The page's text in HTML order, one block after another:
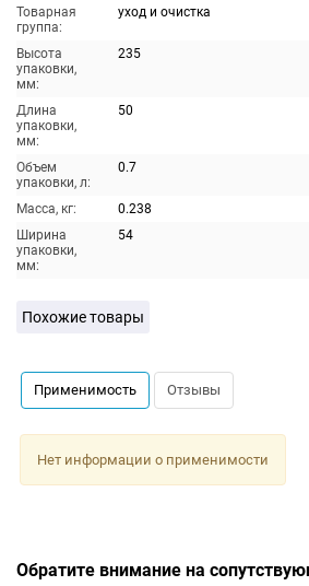
Товарная
группа:
уход и очистка
Высота
упаковки,
мм:
235
Длина
упаковки,
мм:
50
Объем
упаковки, л:
0.7
Масса, кг:
0.238
Ширина
упаковки,
мм:
54
Похожие товары
Применимость Отзывы
Нет информации о применимости
Обратите внимание на